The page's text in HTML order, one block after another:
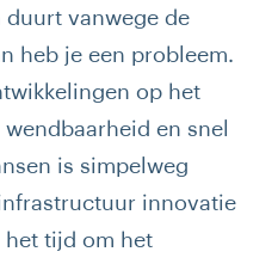
vanwege de
heb je een probleem.
op het
en snel
is simpelweg
innovatie
het tijd om het